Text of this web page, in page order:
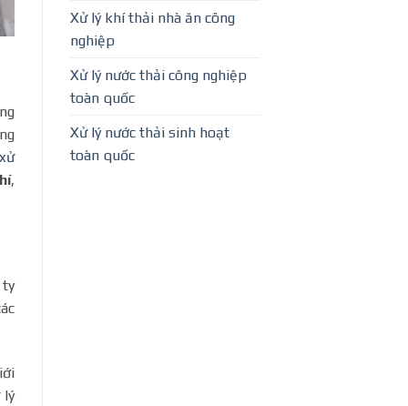
xử
,
ty
lý
Xử lý khí thải nhà ăn công
nghiệp
Xử lý nước thải công nghiệp
toàn quốc
Xử lý nước thải sinh hoạt
toàn quốc